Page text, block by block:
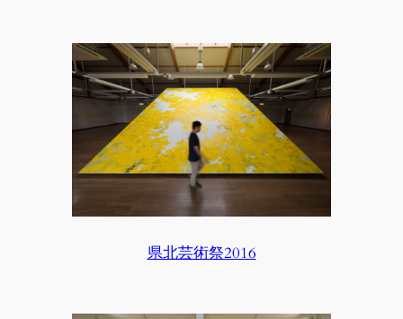
県北芸術祭2016